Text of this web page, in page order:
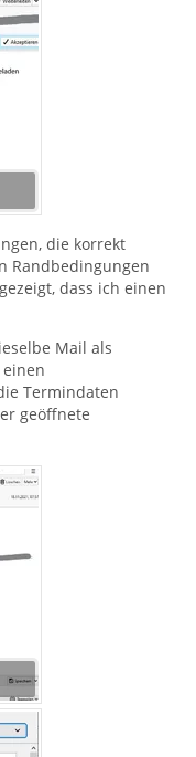
die korrekt
Randbedingungen
dass ich einen
Mail als
Termindaten
geöffnete